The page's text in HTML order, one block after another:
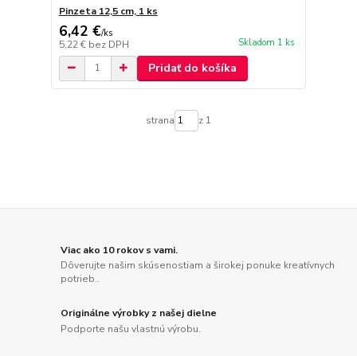
Pinzeta 12,5 cm, 1 ks
6,42 €/ks
5,22 € bez DPH Skladom 1 ks
Pridať do košíka
strana z 1
Viac ako 10 rokov s vami.
Dôverujte našim skúsenostiam a širokej ponuke kreatívnych
potrieb..
Originálne výrobky z našej dielne
Podporte našu vlastnú výrobu.